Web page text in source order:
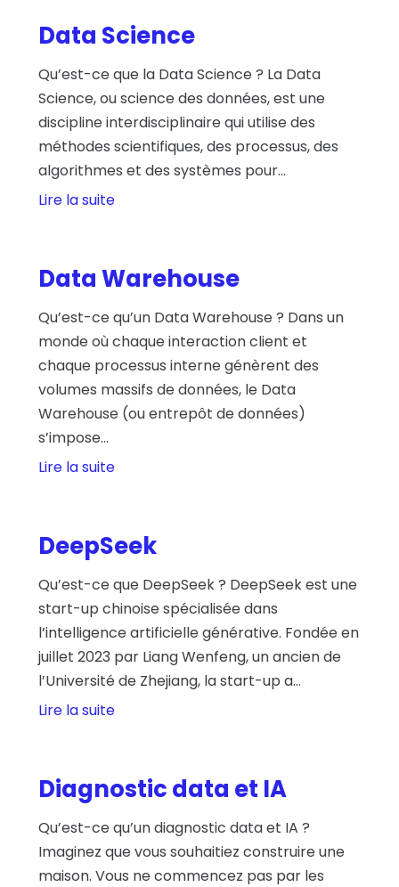
Data Science
Qu’est-ce que la Data Science ? La Data
Science, ou science des données, est une
discipline interdisciplinaire qui utilise des
méthodes scientifiques, des processus, des
algorithmes et des systèmes pour...
Lire la suite
Data Warehouse
Qu’est-ce qu’un Data Warehouse ? Dans un
monde où chaque interaction client et
chaque processus interne génèrent des
volumes massifs de données, le Data
Warehouse (ou entrepôt de données)
s’impose...
Lire la suite
DeepSeek
Qu’est-ce que DeepSeek ? DeepSeek est une
start-up chinoise spécialisée dans
l’intelligence artificielle générative. Fondée en
juillet 2023 par Liang Wenfeng, un ancien de
l’Université de Zhejiang, la start-up a...
Lire la suite
Diagnostic data et IA
Qu’est-ce qu’un diagnostic data et IA ?
Imaginez que vous souhaitiez construire une
maison. Vous ne commencez pas par les